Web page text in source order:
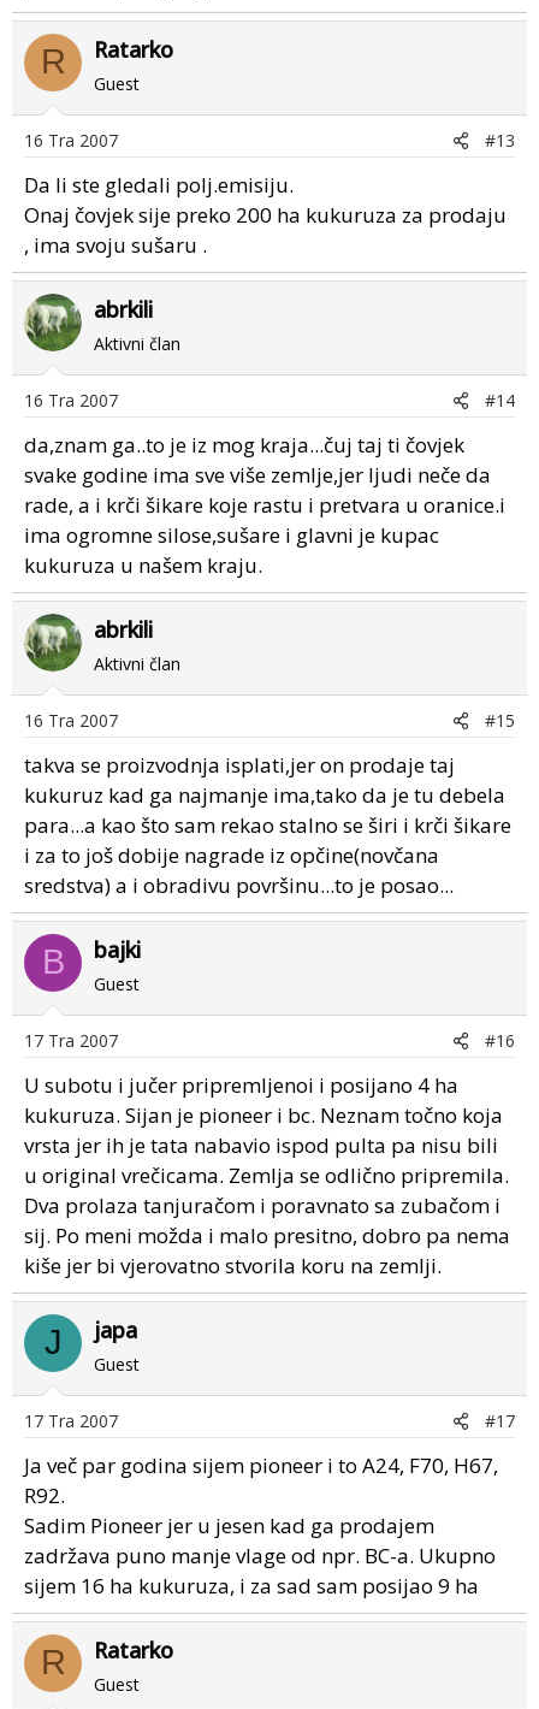
R Ratarko
Guest
16 Tra 2007 #13
Da li ste gledali polj.emisiju.
Onaj čovjek sije preko 200 ha kukuruza za prodaju
, ima svoju sušaru .
abrkili
Aktivni član
16 Tra 2007 #14
da,znam ga..to je iz mog kraja...čuj taj ti čovjek
svake godine ima sve više zemlje,jer ljudi neče da
rade, a i krči šikare koje rastu i pretvara u oranice.i
ima ogromne silose,sušare i glavni je kupac
kukuruza u našem kraju.
abrkili
Aktivni član
16 Tra 2007 #15
takva se proizvodnja isplati,jer on prodaje taj
kukuruz kad ga najmanje ima,tako da je tu debela
para...a kao što sam rekao stalno se širi i krči šikare
i za to još dobije nagrade iz opčine(novčana
sredstva) a i obradivu površinu...to je posao...
B bajki
Guest
17 Tra 2007 #16
U subotu i jučer pripremljenoi i posijano 4 ha
kukuruza. Sijan je pioneer i bc. Neznam točno koja
vrsta jer ih je tata nabavio ispod pulta pa nisu bili
u original vrečicama. Zemlja se odlično pripremila.
Dva prolaza tanjuračom i poravnato sa zubačom i
sij. Po meni možda i malo presitno, dobro pa nema
kiše jer bi vjerovatno stvorila koru na zemlji.
J japa
Guest
17 Tra 2007 #17
Ja več par godina sijem pioneer i to A24, F70, H67,
R92.
Sadim Pioneer jer u jesen kad ga prodajem
zadržava puno manje vlage od npr. BC-a. Ukupno
sijem 16 ha kukuruza, i za sad sam posijao 9 ha
R Ratarko
Guest